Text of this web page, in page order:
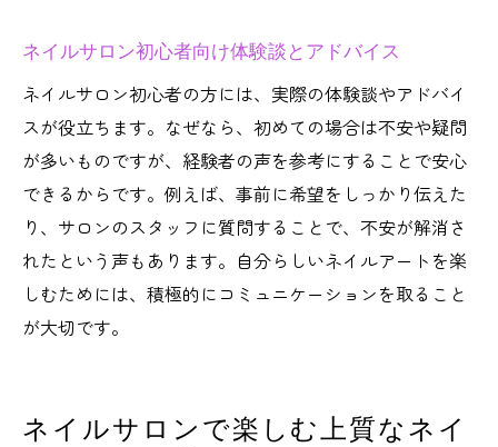
ネイルサロン初心者向け体験談とアドバイス
ネイルサロン初心者の方には、実際の体験談やアドバイ
スが役立ちます。なぜなら、初めての場合は不安や疑問
が多いものですが、経験者の声を参考にすることで安心
できるからです。例えば、事前に希望をしっかり伝えた
り、サロンのスタッフに質問することで、不安が解消さ
れたという声もあります。自分らしいネイルアートを楽
しむためには、積極的にコミュニケーションを取ること
が大切です。
ネイルサロンで楽しむ上質なネイ